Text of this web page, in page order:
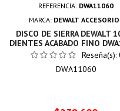
REFERENCIA: DWA11060
MARCA: DEWALT
DISCO DE SIERRA DEWALT
DIENTES ACABADO FINO
Reseña(s):
DWA11060